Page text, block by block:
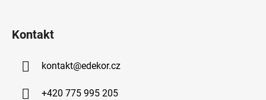
Kontakt
kontakt@edekor.cz
+420 775 995 205